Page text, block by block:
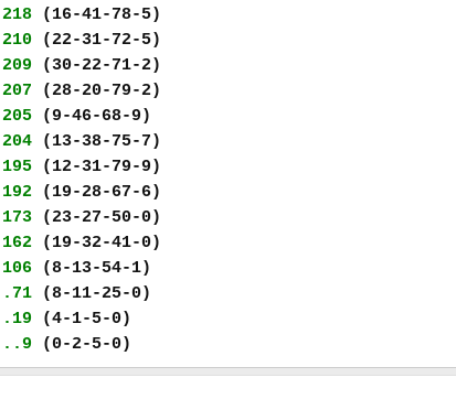
218 (16-41-78-5)
210 (22-31-72-5)
209 (30-22-71-2)
207 (28-20-79-2)
205 (9-46-68-9)
204 (13-38-75-7)
195 (12-31-79-9)
192 (19-28-67-6)
173 (23-27-50-0)
162 (19-32-41-0)
106 (8-13-54-1)
.71 (8-11-25-0)
.19 (4-1-5-0)
..9 (0-2-5-0)